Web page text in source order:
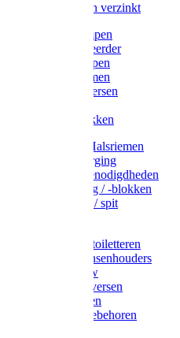
Voerbakken verzinkt
Warmtelampen
Staartcoupeerder
Biggenkappen
Neuskrammen
Varken diversen
Varkensbakken
Halsters / Halsriemen
Hoefverzorging
Lammer benodigdheden
Ramdektuig / -blokken
Vastzetpen / spit
Poetsen & toiletteren
Zadel-/Trensenhouders
Halstertouw
Halsters diversen
Hoofdstellen
Zadel & toebehoren